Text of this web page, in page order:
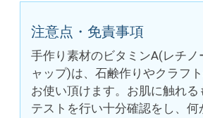
注意点・免責事項
手作り素材のビタミンA(レチノ
ャップ)は、石鹸作りやクラフ
お使い頂けます。お肌に触れる
テストを行い十分確認をし、